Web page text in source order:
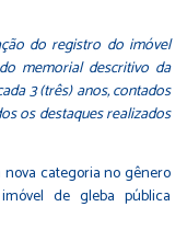
do registro do imóvel
memorial descritivo da
3 (três) anos, contados
os destaques realizados
categoria no gênero
de gleba pública